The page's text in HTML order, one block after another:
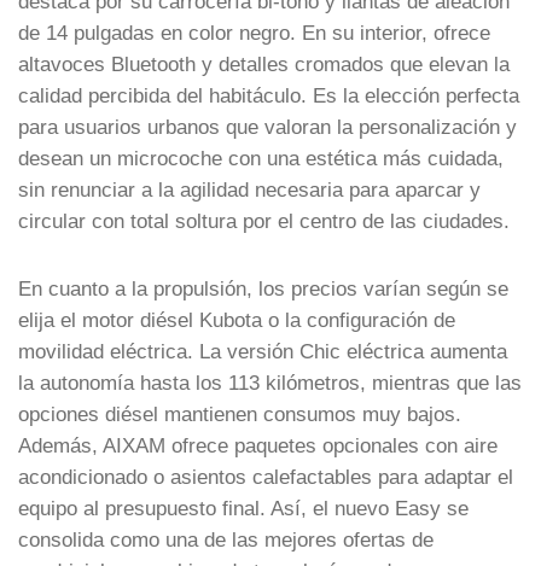
de 14 pulgadas en color negro. En su interior, ofrece
altavoces Bluetooth y detalles cromados que elevan la
calidad percibida del habitáculo. Es la elección perfecta
para usuarios urbanos que valoran la personalización y
desean un microcoche con una estética más cuidada,
sin renunciar a la agilidad necesaria para aparcar y
circular con total soltura por el centro de las ciudades.
En cuanto a la propulsión, los precios varían según se
elija el motor diésel Kubota o la configuración de
movilidad eléctrica. La versión Chic eléctrica aumenta
la autonomía hasta los 113 kilómetros, mientras que las
opciones diésel mantienen consumos muy bajos.
Además, AIXAM ofrece paquetes opcionales con aire
acondicionado o asientos calefactables para adaptar el
equipo al presupuesto final. Así, el nuevo Easy se
consolida como una de las mejores ofertas de